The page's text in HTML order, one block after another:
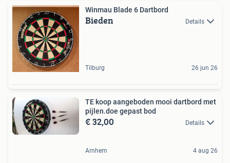
Winmau Blade 6 Dartbord
Bieden Details
Tilburg 26 jun 26
TE koop aangeboden mooi dartbord met
pijlen.doe gepast bod
€ 32,00 Details
Arnhem 4 aug 26